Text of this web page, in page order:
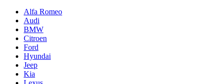
Alfa Romeo
Audi
BMW
Citroen
Ford
Hyundai
Jeep
Kia